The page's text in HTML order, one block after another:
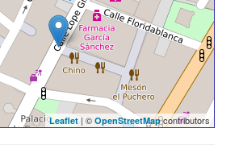
Leaflet | © OpenStreetMapcontributors